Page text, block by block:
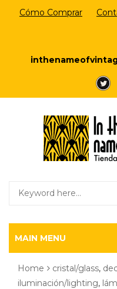
Cómo Comprar
a
MAIN MENU
Home cristal/glass,
iluminación/lighting,